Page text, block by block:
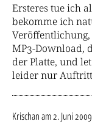
Ersteres tue ich
bekomme ich
MP3-Download,
der Platte, und
leider nur
Krischanam 2. Juni 2009